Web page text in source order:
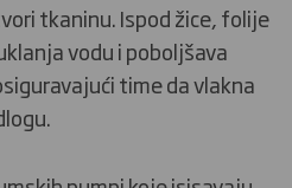
tkaninu. Ispod žice, folije
vodu i poboljšava
time da vlakna